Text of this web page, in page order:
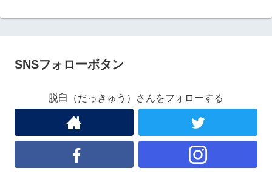
SNSフォローボタン
脱臼（だっきゅう）さんをフォローする